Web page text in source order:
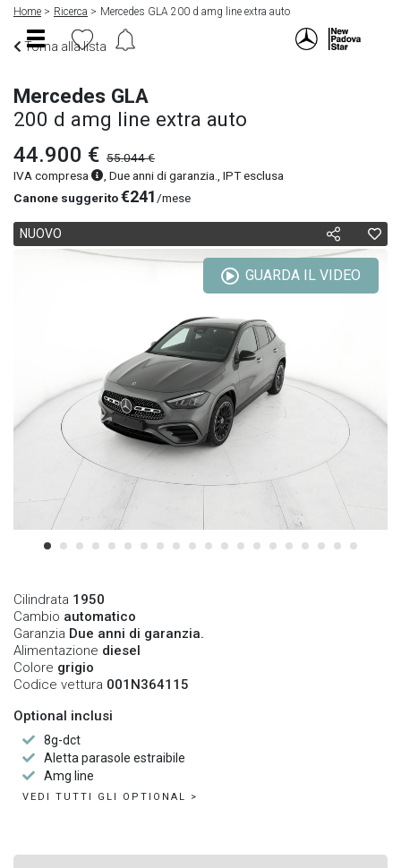
Home Ricerca Mercedes GLA 200 d amg line extra auto
Torna alla lista
Mercedes GLA
200 d amg line extra auto
44.900 € 55.044 €
IVA compresa
, Due anni di garanzia., IPT esclusa
Canone suggerito€241 /mese
NUOVO
GUARDA IL VIDEO
Cilindrata 1950
Cambio automatico
Garanzia Due anni di garanzia.
Alimentazione diesel
Colore grigio
Codice vettura 001N364115
Optional inclusi
8g-dct
Aletta parasole estraibile
Amg line
VEDI TUTTI GLI OPTIONAL >